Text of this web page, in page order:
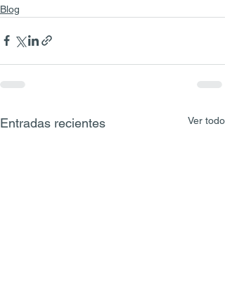
Blog
Entradas recientes Ver todo